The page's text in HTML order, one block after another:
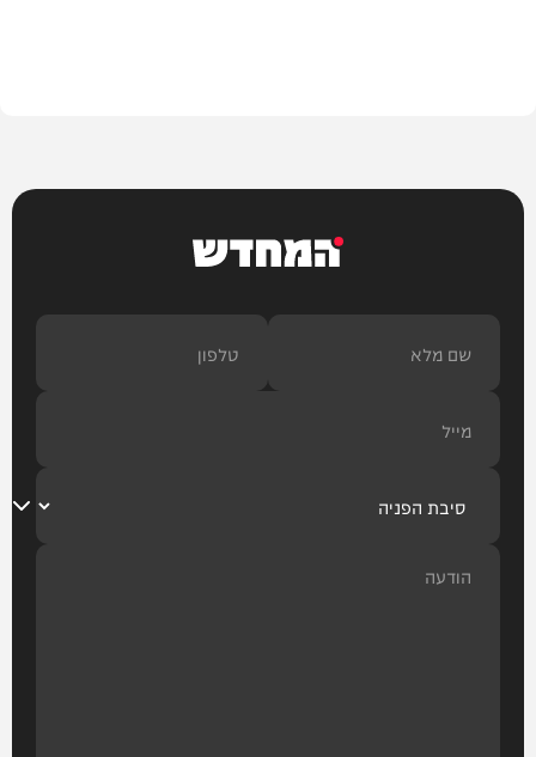
המחדש